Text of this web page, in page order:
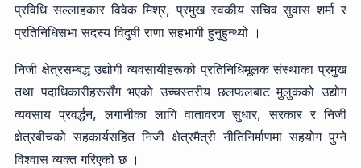
प्रविधि सल्लाहकार विवेक मिश्र, प्रमुख स्वकीय सचिव सुवास शर्मा र
प्रतिनिधिसभा सदस्य विदुषी राणा सहभागी हुनुहुन्थ्यो ।
निजी क्षेत्रसम्बद्ध उद्योगी व्यवसायीहरूको प्रतिनिधिमूलक संस्थाका प्रमुख
तथा पदाधिकारीहरूसँग भएको उच्चस्तरीय छलफलबाट मुलुकको उद्योग
व्यवसाय प्रवर्द्धन, लगानीका लागि वातावरण सुधार, सरकार र निजी
क्षेत्रबीचको सहकार्यसहित निजी क्षेत्रमैत्री नीतिनिर्माणमा सहयोग पुग्ने
विश्वास व्यक्त गरिएको छ ।